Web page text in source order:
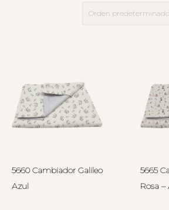
5660 Cambiador Galileo
Azul
5665
Rosa –